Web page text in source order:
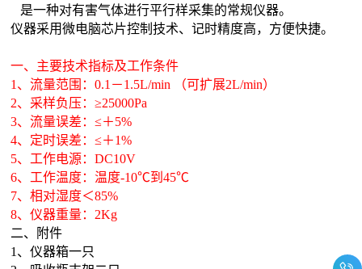
是一种对有害气体进行平行样采集的常规仪器。
仪器采用微电脑芯片控制技术、记时精度高，方便快捷。
一、主要技术指标及工作条件
1、流量范围：0.1－1.5L/min （可扩展2L/min）
2、采样负压：≥25000Pa
3、流量误差：≤＋5%
4、定时误差：≤＋1%
5、工作电源：DC10V
6、工作温度：温度-10℃到45℃
7、相对湿度＜85%
8、仪器重量：2Kg
二、附件
1、仪器箱一只